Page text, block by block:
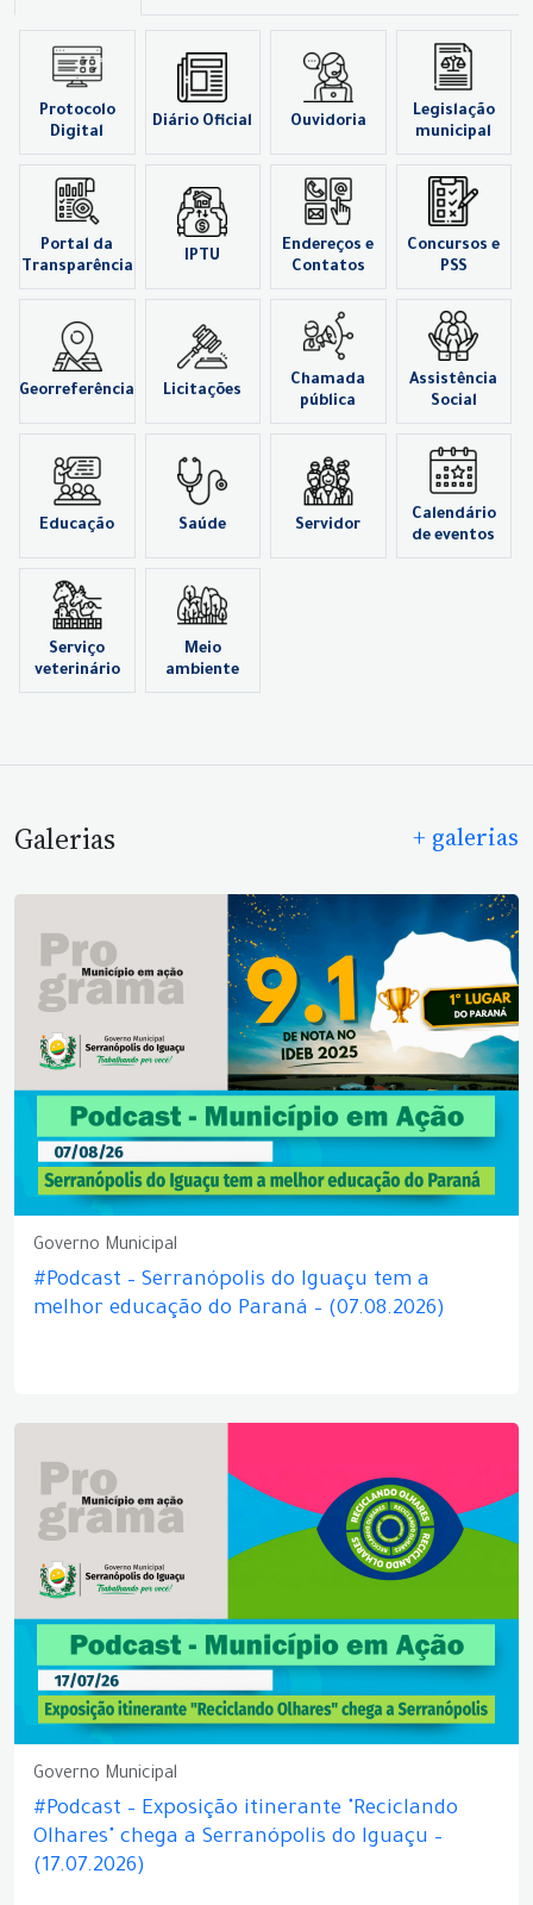
Protocolo
Digital
Diário Oficial Ouvidoria
Legislação
municipal
Portal da
Transparência
IPTU
Endereços e
Contatos
Concursos e
PSS
Georreferência Licitações
Chamada
pública
Assistência
Social
Educação Saúde Servidor
Calendário
de eventos
Serviço
veterinário
Meio
ambiente
Galerias + galerias
Governo Municipal
#Podcast – Serranópolis do Iguaçu tem a
melhor educação do Paraná – (07.08.2026)
Governo Municipal
#Podcast – Exposição itinerante "Reciclando
Olhares" chega a Serranópolis do Iguaçu –
(17.07.2026)